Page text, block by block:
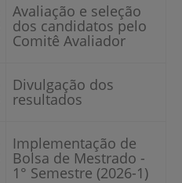
Avaliação e seleção
dos candidatos pelo
Comitê Avaliador
Divulgação dos
resultados
Implementação de
Bolsa de Mestrado -
1° Semestre (2026-1)